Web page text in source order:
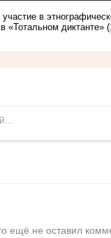
в
«Тотальном диктанте»
ещё не оставил